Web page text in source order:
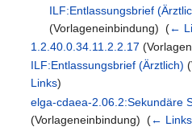
ILF:Entlassungsbrief
(Vorlageneinbindung) ‎ (←
1.2.40.0.34.11.2.2.17
ILF:Entlassungsbrief (Ärztlich)
Links)
elga-cdaea-2.06.2:Sekundäre
(Vorlageneinbindung) ‎(← Links